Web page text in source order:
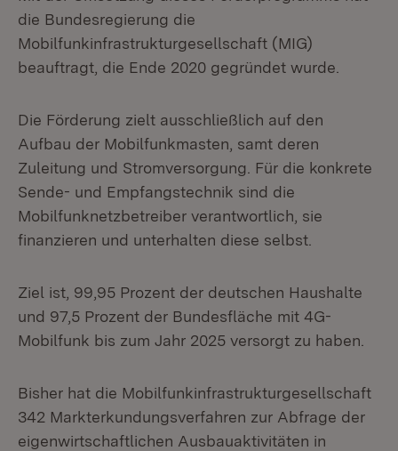
die Bundesregierung die
Mobilfunkinfrastrukturgesellschaft (MIG)
beauftragt, die Ende 2020 gegründet wurde.
Die Förderung zielt ausschließlich auf den
Aufbau der Mobilfunkmasten, samt deren
Zuleitung und Stromversorgung. Für die konkrete
Sende- und Empfangstechnik sind die
Mobilfunknetzbetreiber verantwortlich, sie
finanzieren und unterhalten diese selbst.
Ziel ist, 99,95 Prozent der deutschen Haushalte
und 97,5 Prozent der Bundesfläche mit 4G-
Mobilfunk bis zum Jahr 2025 versorgt zu haben.
Bisher hat die Mobilfunkinfrastrukturgesellschaft
342 Markterkundungsverfahren zur Abfrage der
eigenwirtschaftlichen Ausbauaktivitäten in